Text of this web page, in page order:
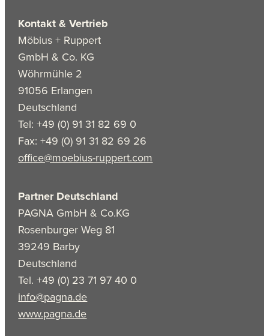
Kontakt & Vertrieb
Möbius + Ruppert
GmbH & Co. KG
Wöhrmühle 2
91056 Erlangen
Deutschland
Tel: +49 (0) 91 31 82 69 0
Fax: +49 (0) 91 31 82 69 26
office@moebius-ruppert.com
Partner Deutschland
PAGNA GmbH & Co.KG
Rosenburger Weg 81
39249 Barby
Deutschland
Tel. +49 (0) 23 71 97 40 0
info@pagna.de
www.pagna.de